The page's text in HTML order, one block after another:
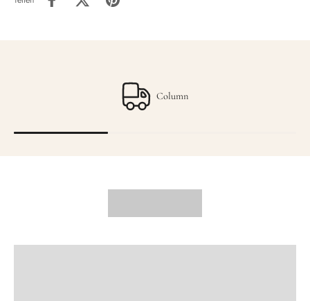
Column